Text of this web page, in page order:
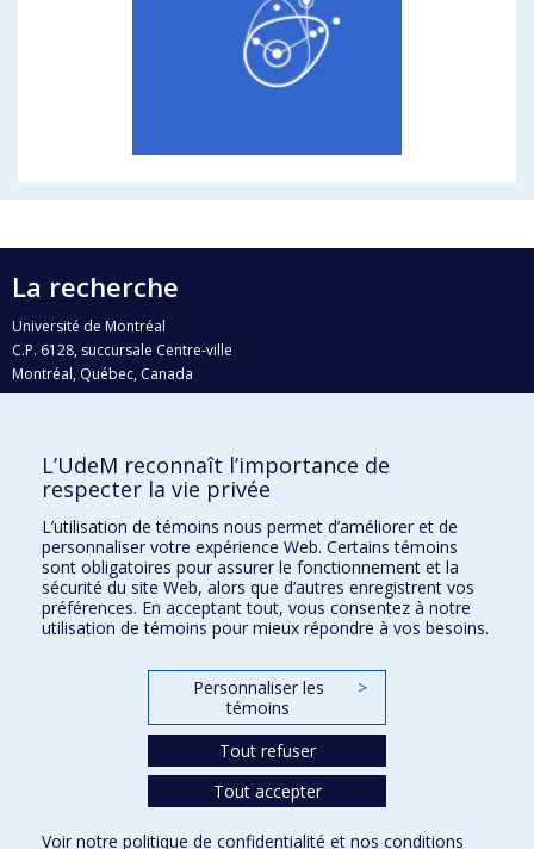
La recherche
Université de Montréal
C.P. 6128, succursale Centre-ville
Montréal, Québec, Canada
H3C 3J7
Qui fait quoi?
Nous trouver
Plan du site
Accessibilité
L’UdeM reconnaît l’importance de
respecter la vie privée
L’utilisation de témoins nous permet d’améliorer et de
personnaliser votre expérience Web. Certains témoins
sont obligatoires pour assurer le fonctionnement et la
sécurité du site Web, alors que d’autres enregistrent vos
préférences. En acceptant tout, vous consentez à notre
utilisation de témoins pour mieux répondre à vos besoins.
Personnaliser les
témoins
>
Tout refuser
Tout accepter
Voir notre politique de confidentialité et nos conditions